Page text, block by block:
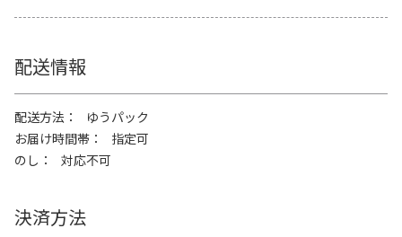
配送情報
配送方法
ゆうパック
お届け時間帯
指定可
のし
対応不可
決済方法